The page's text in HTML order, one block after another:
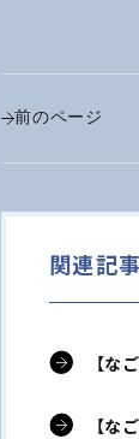
前のページ
関連記
【な
【な